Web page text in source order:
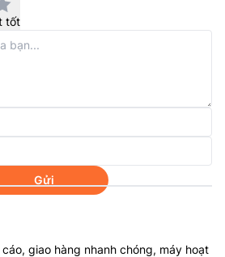
tức thì
tốt
Gửi
giao hàng nhanh chóng, máy hoạt